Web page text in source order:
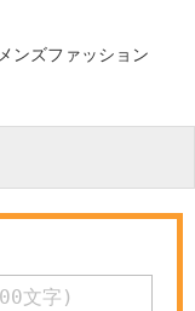
メンズファッション